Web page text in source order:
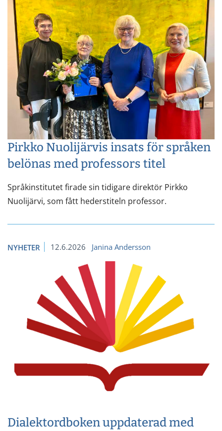
Pirkko Nuolijärvis insats för språken
belönas med professors titel
Språkinstitutet firade sin tidigare direktör Pirkko
Nuolijärvi, som fått hederstiteln professor.
NYHETER 12.6.2026 Janina Andersson
Dialektordboken uppdaterad med